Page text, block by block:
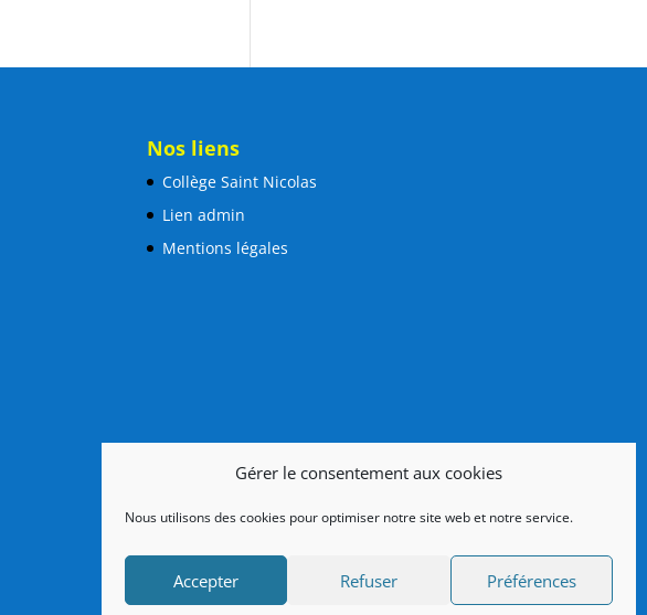
Gérer le consentement aux cookies
Nous utilisons des cookies pour optimiser notre site web et notre service.
Accepter Refuser Préférences
Nos liens
Collège Saint Nicolas
Lien admin
Mentions légales